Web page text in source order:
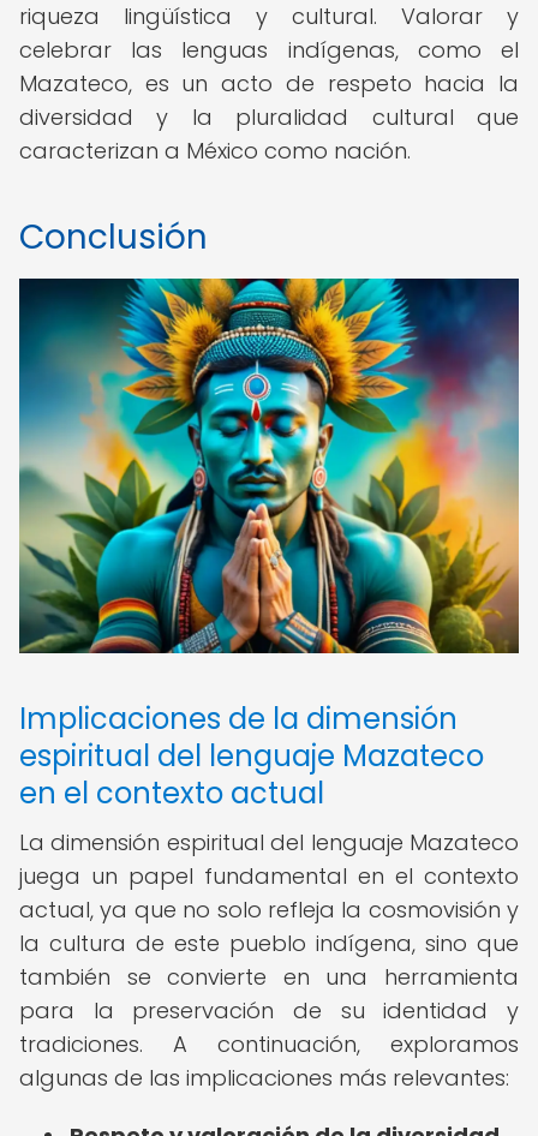
riqueza lingüística y cultural. Valorar y
celebrar las lenguas indígenas, como el
Mazateco, es un acto de respeto hacia la
diversidad y la pluralidad cultural que
caracterizan a México como nación.
Conclusión
Implicaciones de la dimensión
espiritual del lenguaje Mazateco
en el contexto actual
La dimensión espiritual del lenguaje Mazateco
juega un papel fundamental en el contexto
actual, ya que no solo refleja la cosmovisión y
la cultura de este pueblo indígena, sino que
también se convierte en una herramienta
para la preservación de su identidad y
tradiciones. A continuación, exploramos
algunas de las implicaciones más relevantes: